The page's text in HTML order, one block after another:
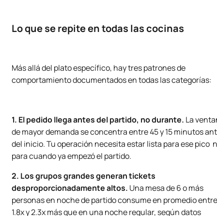
Lo que se repite en todas las cocinas
Más allá del plato específico, hay tres patrones de
comportamiento documentados en todas las categorías:
1. El pedido llega antes del partido, no durante. La
de mayor demanda se concentra entre 45 y 15 minutos
del inicio. Tu operación necesita estar lista para ese pico
para cuando ya empezó el partido.
2. Los grupos grandes generan tickets
desproporcionadamente altos. Una mesa de 6 o más
personas en noche de partido consume en promedio entre
1.8x y 2.3x más que en una noche regular, según datos